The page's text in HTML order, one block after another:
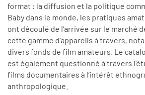
format : la diffusion et la politique
Baby dans le monde, les pratiques
ont découlé de l’arrivée sur le marché
cette gamme d’appareils à travers,
divers fonds de film amateurs. Le
est également questionné à travers
films documentaires à l’intérêt
anthropologique.